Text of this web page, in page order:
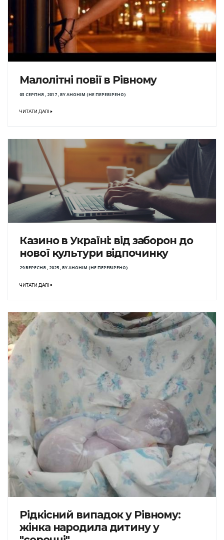
Малолітні повії в Рівному
03 СЕРПНЯ , 2017,BYАНОНІМ (НЕ ПЕРЕВІРЕНО)
ЧИТАТИ ДАЛІ
Казино в Україні: від заборон до
нової культури відпочинку
29 ВЕРЕСНЯ , 2025,BYАНОНІМ (НЕ ПЕРЕВІРЕНО)
ЧИТАТИ ДАЛІ
Рідкісний випадок у Рівному:
жінка народила дитину у